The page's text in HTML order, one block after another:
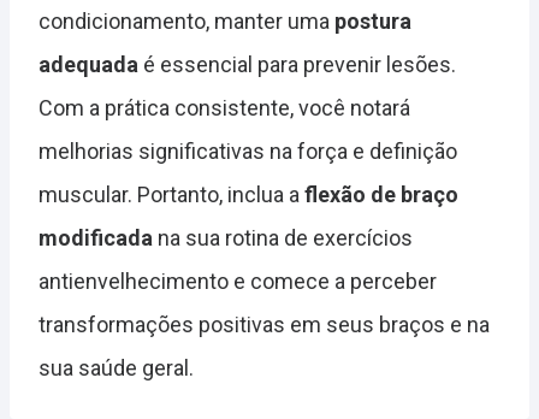
condicionamento, manter uma postura
adequada é essencial para prevenir lesões.
Com a prática consistente, você notará
melhorias significativas na força e definição
muscular. Portanto, inclua aflexão de braço
modificada na sua rotina de exercícios
antienvelhecimento e comece a perceber
transformações positivas em seus braços e na
sua saúde geral.